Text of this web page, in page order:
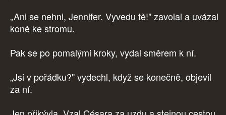
„Ani se nehni, Jennifer. Vyvedu tě!" zavolal a uvázal
koně ke stromu.
Pak se po pomalými kroky, vydal směrem k ní.
„Jsi v pořádku?" vydechl, když se konečně, objevil
za ní.